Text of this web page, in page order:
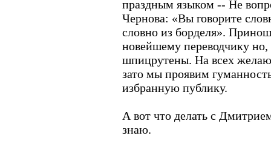
праздным языком -- Не
Чернова: «Вы говорите
словно из борделя».
новейшему переводчику
шпицрутены. На всех
зато мы проявим
избранную публику.
А вот что делать с
знаю.